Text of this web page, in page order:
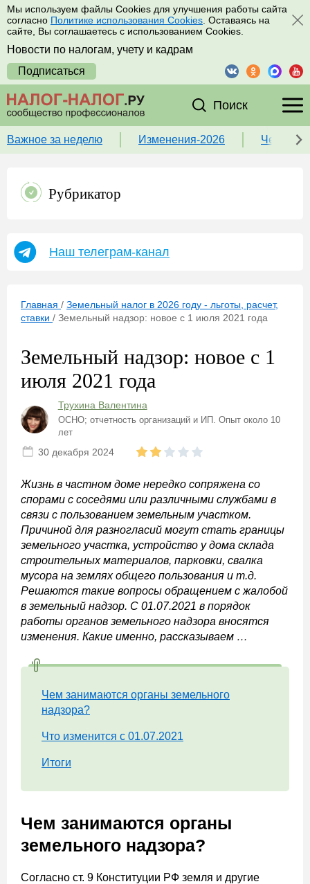
Мы используем файлы Cookies для улучшения работы сайта
согласно Политике использования Cookies . Оставаясь на
сайте, Вы соглашаетесь с использованием Cookies.
Новости по налогам, учету и кадрам
Подписаться
Поиск
Важное за неделю Изменения-2026 Чек-
Рубрикатор
Наш телеграм-канал
Главная / Земельный налог в 2026 году - льготы, расчет,
ставки / Земельный надзор: новое с 1 июля 2021 года
Земельный надзор: новое с 1
июля 2021 года
Трухина Валентина
ОСНО; отчетность организаций и ИП. Опыт около 10
лет
30 декабря 2024
Жизнь в частном доме нередко сопряжена со
спорами с соседями или различными службами в
связи с пользованием земельным участком.
Причиной для разногласий могут стать границы
земельного участка, устройство у дома склада
строительных материалов, парковки, свалка
мусора на землях общего пользования и т.д.
Решаются такие вопросы обращением с жалобой
в земельный надзор. С 01.07.2021 в порядок
работы органов земельного надзора вносятся
изменения. Какие именно, рассказываем …
Чем занимаются органы земельного
надзора?
Что изменится с 01.07.2021
Итоги
Чем занимаются органы
земельного надзора?
Согласно ст. 9 Конституции РФ земля и другие